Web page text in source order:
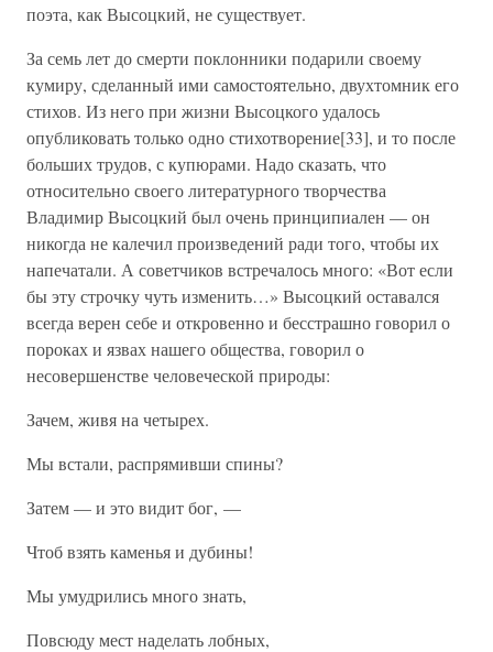
поэта, как Высоцкий, не существует.
За семь лет до смерти поклонники подарили своему
кумиру, сделанный ими самостоятельно, двухтомник его
стихов. Из него при жизни Высоцкого удалось
опубликовать только одно стихотворение[33], и то после
больших трудов, с купюрами. Надо сказать, что
относительно своего литературного творчества
Владимир Высоцкий был очень принципиален — он
никогда не калечил произведений ради того, чтобы их
напечатали. А советчиков встречалось много: «Вот если
бы эту строчку чуть изменить…» Высоцкий оставался
всегда верен себе и откровенно и бесстрашно говорил о
пороках и язвах нашего общества, говорил о
несовершенстве человеческой природы:
Зачем, живя на четырех.
Мы встали, распрямивши спины?
Затем — и это видит бог, —
Чтоб взять каменья и дубины!
Мы умудрились много знать,
Повсюду мест наделать лобных,